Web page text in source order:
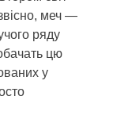
меч —
ряду
цю
у